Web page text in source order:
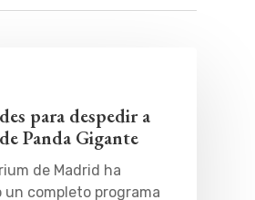
para despedir a
Panda Gigante
de Madrid ha
un completo programa